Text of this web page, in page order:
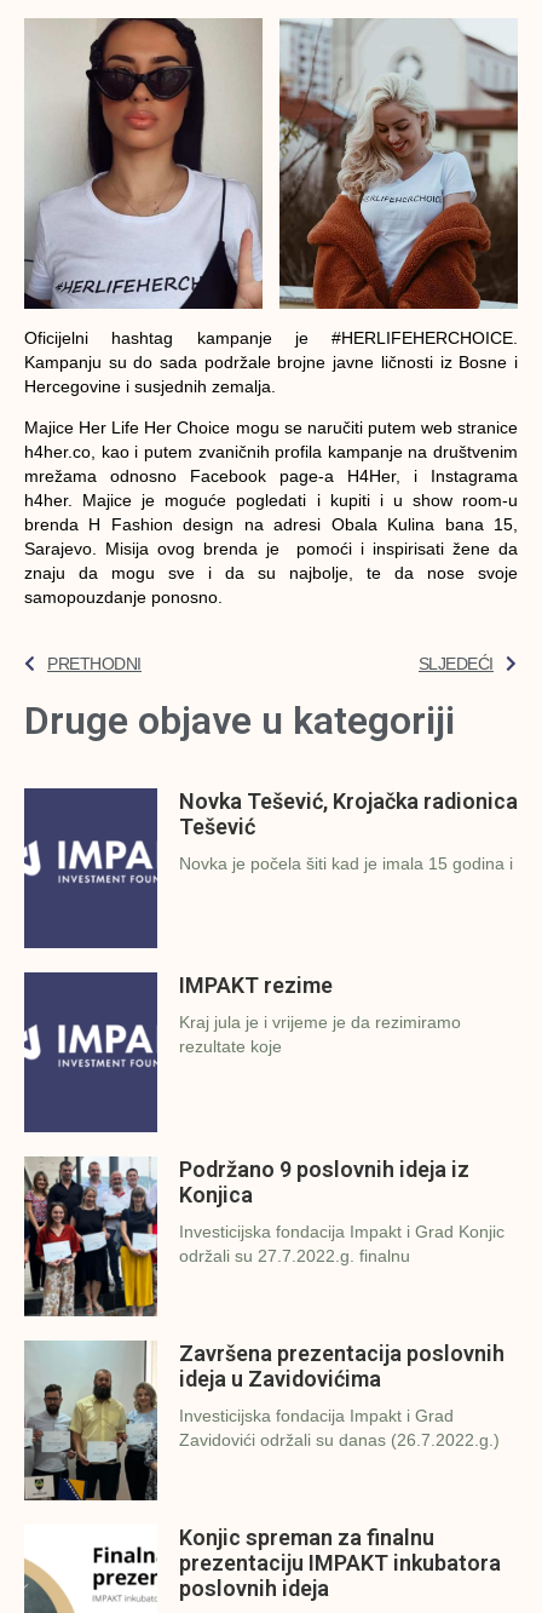
Oficijelni hashtag kampanje je #HERLIFEHERCHOICE.
Kampanju su do sada podržale brojne javne ličnosti iz Bosne i
Hercegovine i susjednih zemalja.
Majice Her Life Her Choice mogu se naručiti putem web stranice
h4her.co, kao i putem zvaničnih profila kampanje na društvenim
mrežama odnosno Facebook page-a H4Her, i Instagrama
h4her. Majice je moguće pogledati i kupiti i u show room-u
brenda H Fashion design na adresi Obala Kulina bana 15,
Sarajevo. Misija ovog brenda je pomoći i inspirisati žene da
znaju da mogu sve i da su najbolje, te da nose svoje
samopouzdanje ponosno.
PRETHODNI SLJEDEĆI
Druge objave u kategoriji
Novka Tešević, Krojačka radionica
Tešević
Novka je počela šiti kad je imala 15 godina i
IMPAKT rezime
Kraj jula je i vrijeme je da rezimiramo
rezultate koje
Podržano 9 poslovnih ideja iz
Konjica
Investicijska fondacija Impakt i Grad Konjic
održali su 27.7.2022.g. finalnu
Završena prezentacija poslovnih
ideja u Zavidovićima
Investicijska fondacija Impakt i Grad
Zavidovići održali su danas (26.7.2022.g.)
Konjic spreman za finalnu
prezentaciju IMPAKT inkubatora
poslovnih ideja